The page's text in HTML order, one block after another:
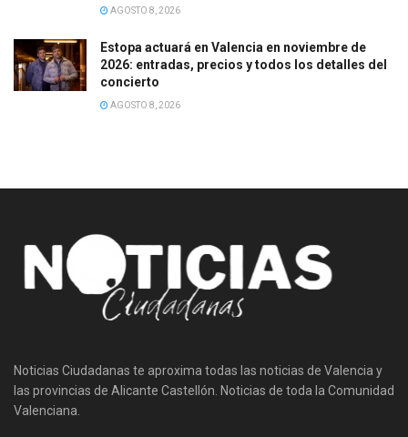
AGOSTO 8, 2026
Estopa actuará en Valencia en noviembre de
2026: entradas, precios y todos los detalles del
concierto
AGOSTO 8, 2026
Noticias Ciudadanas te aproxima todas las noticias de Valencia y
las provincias de Alicante Castellón. Noticias de toda la Comunidad
Valenciana.